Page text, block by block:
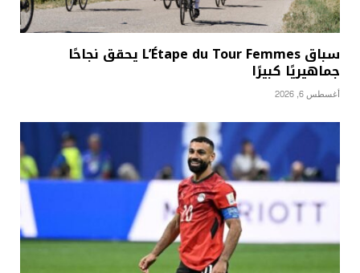
سباق L’Étape du Tour Femmes يحقق نجاحًا
جماهيريًا كبيرًا
أغسطس 6, 2026